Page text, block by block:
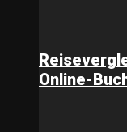
Online-